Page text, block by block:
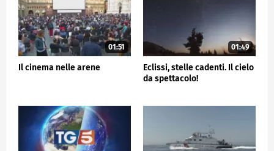
01:51
Il cinema nelle arene
01:49
Eclissi, stelle cadenti. Il cielo
da spettacolo!